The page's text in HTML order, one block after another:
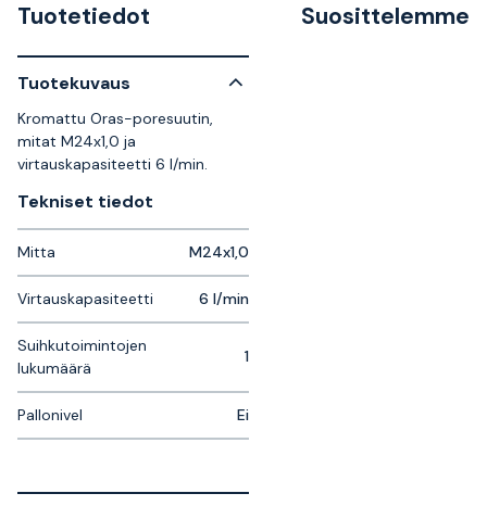
Tuotetiedot
Tuotekuvaus
Kromattu Oras-poresuutin,
mitat M24x1,0 ja
virtauskapasiteetti 6 l/min.
Tekniset tiedot
Mitta M24x1,0
Virtauskapasiteetti 6 l/min
Suihkutoimintojen
lukumäärä
1
Pallonivel Ei
Suosittelemme